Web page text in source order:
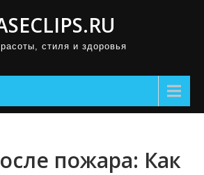
стиля и здоровья
пожара: Как